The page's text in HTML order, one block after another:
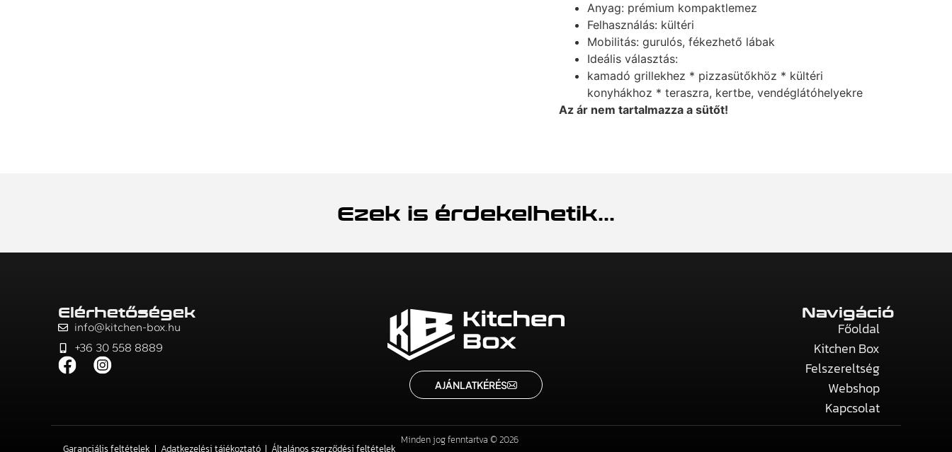
Anyag: prémium kompaktlemez
Felhasználás: kültéri
Mobilitás: gurulós, fékezhető lábak
Ideális választás:
kamadó grillekhez * pizzasütőkhöz * kültéri
konyhákhoz * teraszra, kertbe, vendéglátóhelyekre
Az ár nem tartalmazza a sütőt!
Ezek is érdekelhetik...
Elérhetőségek
info@kitchen-box.hu
+36 30 558 8889
AJÁNLATKÉRÉS
Navigáció
Főoldal
Kitchen Box
Felszereltség
Webshop
Kapcsolat
Garanciális feltételek Adatkezelési tájékoztató Általános szerződési feltételek
Minden jog fenntartva © 2026